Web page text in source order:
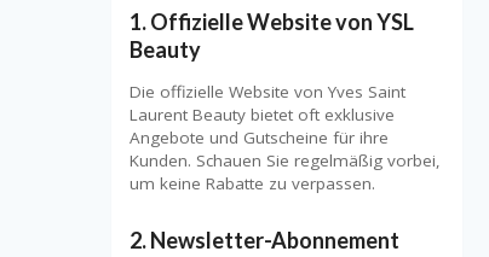
1. Offizielle Website von YSL
Beauty
Die offizielle Website von Yves Saint
Laurent Beauty bietet oft exklusive
Angebote und Gutscheine für ihre
Kunden. Schauen Sie regelmäßig vorbei,
um keine Rabatte zu verpassen.
2. Newsletter-Abonnement